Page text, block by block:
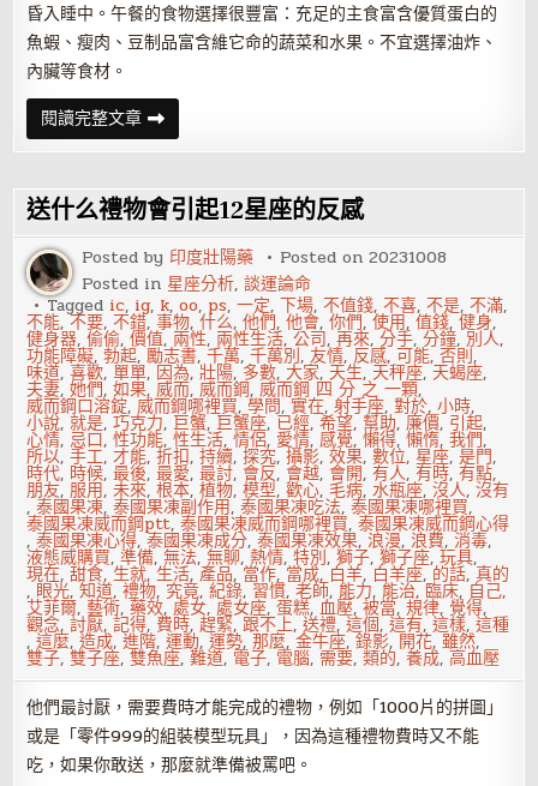
昏入睡中。午餐的食物選擇很豐富：充足的主食富含優質蛋白的
魚蝦、瘦肉、豆制品富含維它命的蔬菜和水果。不宜選擇油炸、
內臟等食材。
閱讀完整文章一
日
三
中
的
健
康
學
問
你
掌
握
了
嗎
送什么禮物會引起12星座的反感
Posted by 印度壯陽藥 Posted on20231008
Posted in 星座分析,談運論命
Tagged ic, ig, k,oo, ps,一定,下場,不值錢,不喜,不是,不滿,
不能,不要,不錯,事物,什么,他們,他會,你們,使用,值錢,健身,
健身器,偷偷,價值, 兩性, 兩性生活,公司,再來,分手,分鐘, 別人,
功能障礙,勃起,勵志書,千萬,千萬別,友情, 反感,可能,否則,
味道,喜歡,單單, 因為,壯陽, 多數,大家, 天生, 天秤座, 天蝎座,
夫妻,她們,如果,威而,威而鋼,威而鋼 四 分 之 一顆,
威而鋼口溶錠,威而鋼哪裡買,學問,實在,射手座,對於,小時,
小說,就是,巧克力, 巨蟹,巨蟹座, 已經,希望,幫助,廉價, 引起,
心情, 忌口,性功能,性生活,情侶, 愛情,感覺,懶得,懶惰,我們,
所以,手工,才能,折扣,持續,探究,攝影,效果,數位, 星座,是門,
時代, 時候,最後,最愛,最討, 會反, 會越, 會開,有人,有時,有點,
朋友,服用,未來,根本,植物,模型,歡心, 毛病,水瓶座,沒人,沒有
,泰國果凍,泰國果凍副作用,泰國果凍吃法,泰國果凍哪裡買,
泰國果凍威而鋼ptt,泰國果凍威而鋼哪裡買,泰國果凍威而鋼心得
,泰國果凍心得,泰國果凍成分,泰國果凍效果,浪漫,浪費,消毒,
液態威購買,準備,無法,無聊,熱情,特別,獅子,獅子座,玩具,
現在,甜食,生就,生活,產品, 當作, 當成, 白羊, 白羊座, 的話,真的
, 眼光,知道,禮物, 究竟,紀錄,習慣,老師, 能力, 能治, 臨床, 自己,
艾菲爾,藝術,藥效, 處女, 處女座,蛋糕,血壓,被當,規律, 覺得,
觀念,討厭,記得, 費時,趕緊,跟不上,送禮,這個,這有,這樣,這種
,這麼,造成,進階,運動,運勢,那麼,金牛座,錄影, 開花,雖然,
雙子,雙子座,雙魚座,難道, 電子, 電腦, 需要,類的,養成,高血壓
他們最討厭，需要費時才能完成的禮物，例如「1000片的拼圖」
或是「零件999的組裝模型玩具」，因為這種禮物費時又不能
吃，如果你敢送，那麼就準備被罵吧。